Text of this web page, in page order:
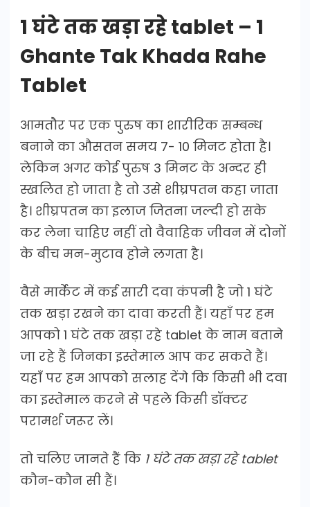
1 घंटे तक खड़ा रहे tablet – 1
Ghante Tak Khada Rahe
Tablet
आमतौर पर एक पुरुष का शारीरिक सम्बन्ध
बनाने का औसतन समय 7- 10 मिनट होता है।
लेकिन अगर कोई पुरुष 3 मिनट के अन्दर ही
स्खलित हो जाता है तो उसे शीघ्रपतन कहा जाता
है। शीघ्रपतन का इलाज जितना जल्दी हो सके
कर लेना चाहिए नहीं तो वैवाहिक जीवन में दोनों
के बीच मन-मुटाव होने लगता है।
वैसे मार्केट में कई सारी दवा कंपनी है जो 1 घंटे
तक खड़ा रखने का दावा करती हैं। यहाँ पर हम
आपको 1 घंटे तक खड़ा रहे tablet के नाम बताने
जा रहे हैं जिनका इस्तेमाल आप कर सकते हैं।
यहाँ पर हम आपको सलाह देंगे कि किसी भी दवा
का इस्तेमाल करने से पहले किसी डॉक्टर
परामर्श जरूर लें।
तो चलिए जानते हैं कि 1 घंटे तक खड़ा रहे tablet
कौन-कौन सी हैं।